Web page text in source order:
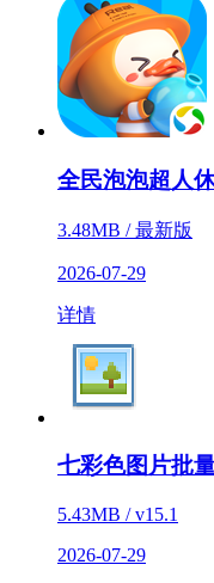
全民泡泡超人
3.48MB / 最新版
2026-07-29
详情
七彩色图片批
5.43MB / v15.1
2026-07-29